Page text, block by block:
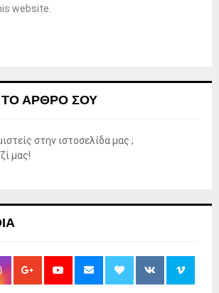
website.
ΤΟ ΆΡΘΡΟ ΣΟΥ
στην ιστοσελίδα μας ;
μας!